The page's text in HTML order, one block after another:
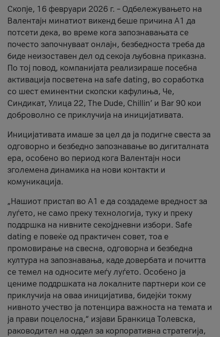
Скопје, 16 февруари 2026 г. – Одбележувањето на
Валентајн минатиот викенд беше причина А1 да
потсети дека, во време кога запознавањата се
почесто започнуваат онлајн, безбедноста треба да
биде неизоставен дел од секоја љубовна приказна.
По тој повод, компанијата реализираше посебна
активација посветена на safe dating, во соработка
со шест еминентни скопски кафулиња, Че,
Синдикат, Улица 22, The Dude, Chillin’ и Bar 90 кои
доброволно се приклучија на иницијативата.
Иницијативата имаше за цел да ја подигне свеста за
одговорно и безбедно запознавање во дигиталната
ера, особено во период кога Валентајн носи
зголемена динамика на нови контакти и
комуникација.
„Нашиот пристап во А1 е да создадеме вредност за
луѓето, не само преку технологија, туку и преку
поддршка на нивните секојдневни избори. Safe
dating е повеќе од практичен совет, тоа е
промовирање на свесна, одговорна и безбедна
култура на запознавања, каде довербата и почитта
се темел на односите меѓу луѓето. Особено ја
цениме поддршката на локалните партнери кои се
приклучија на оваа иницијатива, бидејќи токму
нивното учество ја потенцира важноста на темата и
ја прави поцелосна,“ изјави Бранкица Толевска,
раководител на оддел за корпоративна стратегија,